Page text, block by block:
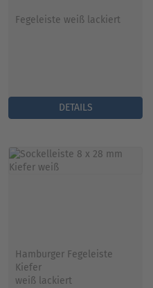
Fegeleiste weiß lackiert
DETAILS
Hamburger Fegeleiste
Kiefer
weiß lackiert